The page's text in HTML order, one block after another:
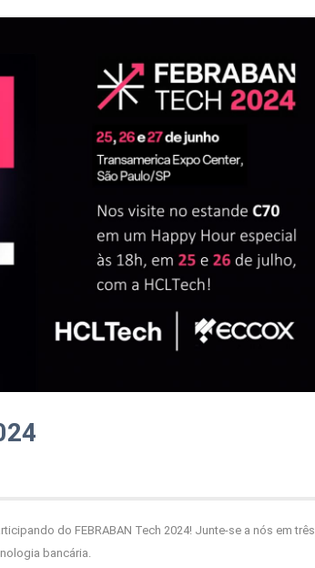
do FEBRABAN Tech 2024! Junte-se a nós em três
bancária.